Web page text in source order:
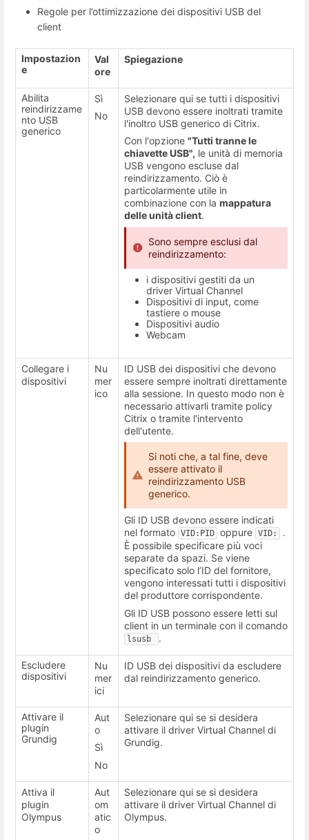
Regole per l’ottimizzazione dei dispositivi USB del
client
Impostazion
e
Val
ore
Spiegazione
Abilita
reindirizzame
nto USB
generico
Sì
No
Selezionare qui se tutti i dispositivi
USB devono essere inoltrati tramite
l'inoltro USB generico di Citrix.
Con l'opzione "Tutti tranne le
chiavette USB", le unità di memoria
USB vengono escluse dal
reindirizzamento. Ciò è
particolarmente utile in
combinazione con la mappatura
delle unità client.
Sono sempre esclusi dal
reindirizzamento:
i dispositivi gestiti da un
driver Virtual Channel
Dispositivi di input, come
tastiere o mouse
Dispositivi audio
Webcam
Collegare i
dispositivi
Nu
mer
ico
ID USB dei dispositivi che devono
essere sempre inoltrati direttamente
alla sessione. In questo modo non è
necessario attivarli tramite policy
Citrix o tramite l'intervento
dell'utente.
Si noti che, a tal fine, deve
essere attivato il
reindirizzamento USB
generico.
Gli ID USB devono essere indicati
nel formato VID:PID oppure VID:
.
È possibile specificare più voci
separate da spazi. Se viene
specificato solo l’ID del fornitore,
vengono interessati tutti i dispositivi
del produttore corrispondente.
Gli ID USB possono essere letti sul
client in un terminale con il comando
lsusb .
Escludere
dispositivi
Nu
mer
ici
ID USB dei dispositivi da escludere
dal reindirizzamento generico.
Attivare il
plugin
Grundig
Aut
o
Sì
No
Selezionare qui se si desidera
attivare il driver Virtual Channel di
Grundig.
Attiva il
plugin
Olympus
Aut
om
atic
o
Selezionare qui se si desidera
attivare il driver Virtual Channel di
Olympus.